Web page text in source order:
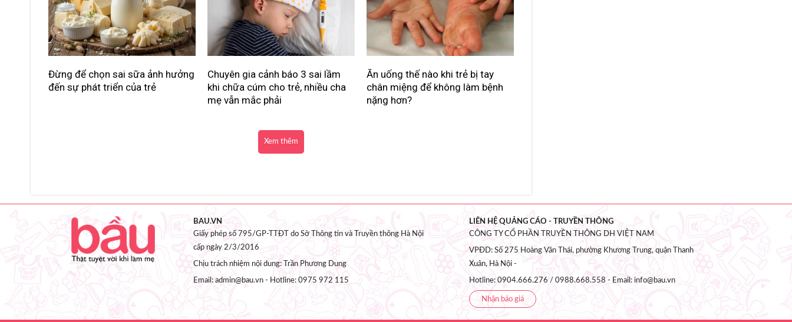
Đừng để chọn sai sữa ảnh hưởng
đến sự phát triển của trẻ
Chuyên gia cảnh báo 3 sai lầm
khi chữa cúm cho trẻ, nhiều cha
mẹ vẫn mắc phải
Ăn uống thế nào khi trẻ bị tay
chân miệng để không làm bệnh
nặng hơn?
Xem thêm
BAU.VN
Giấy phép số 795/GP-TTĐT do Sở Thông tin và Truyền thông Hà Nội
cấp ngày 2/3/2016
Chịu trách nhiệm nội dung: Trần Phương Dung
Email: admin@bau.vn - Hotline: 0975 972 115
LIÊN HỆ QUẢNG CÁO - TRUYỀN THÔNG
CÔNG TY CỔ PHẦN TRUYỀN THÔNG DH VIỆT NAM
VPĐD: Số 275 Hoàng Văn Thái, phường Khương Trung, quận Thanh
Xuân, Hà Nội -
Hotline: 0904.666.276 / 0988.668.558 - Email: info@bau.vn
Nhận báo giá